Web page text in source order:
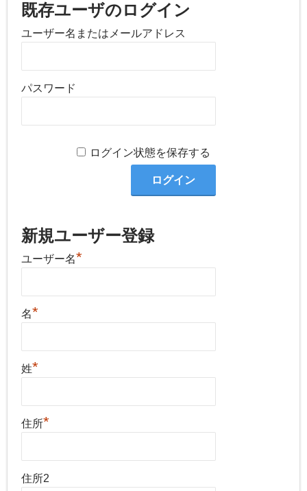
既存ユーザのログイン
ユーザー名またはメールアドレス
パスワード
ログイン状態を保存する
新規ユーザー登録
ユーザー名*
名*
姓*
住所*
住所2